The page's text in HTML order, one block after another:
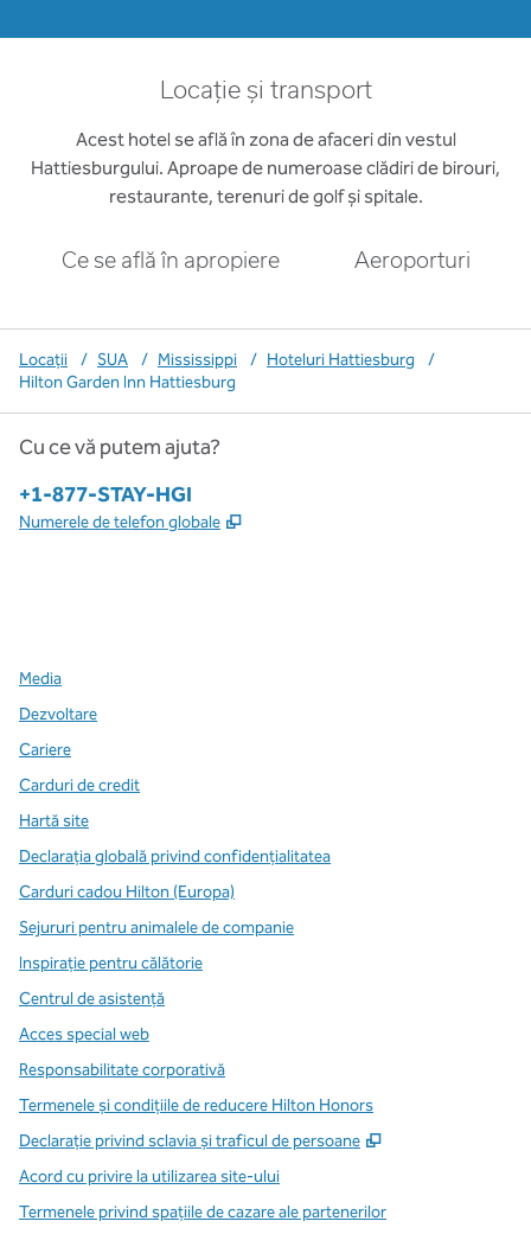
Locație și transport
Acest hotel se află în zona de afaceri din vestul
Hattiesburgului. Aproape de numeroase clădiri de birouri,
restaurante, terenuri de golf și spitale.
Ce se află în apropiere Aeroporturi
Locații / SUA / Mississippi / Hoteluri Hattiesburg
/
Hilton Garden Inn Hattiesburg
Cu ce vă putem ajuta?
Telefon:
+1-877-STAY-HGI
Numerele de telefon globale ,
Media
Dezvoltare
Cariere
Carduri de credit
Hartă site
Declarația globală privind confidenţialitatea
Carduri cadou Hilton (Europa)
Sejururi pentru animalele de companie
Inspirație pentru călătorie
Centrul de asistență
Acces special web
Responsabilitate corporativă
Termenele și condițiile de reducere Hilton Honors
Declarație privind sclavia și traficul de persoane
,
Acord cu privire la utilizarea site-ului
Termenele privind spațiile de cazare ale partenerilor